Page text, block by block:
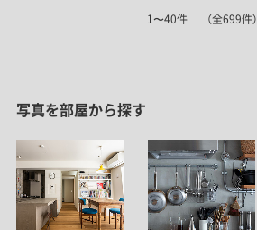
1〜40件 （全699件）
写真を部屋から探す